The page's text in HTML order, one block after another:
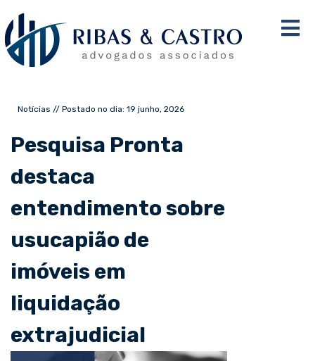
Notícias // Postado no dia: 19 junho, 2026
Pesquisa Pronta
destaca
entendimento sobre
usucapião de
imóveis em
liquidação
extrajudicial